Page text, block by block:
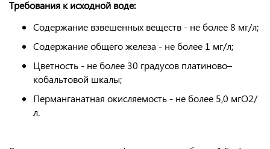
Требования к исходной воде:
Содержание взвешенных веществ - не более 8 мг/л;
Содержание общего железа - не более 1 мг/л;
Цветность - не более 30 градусов платиново–
кобальтовой шкалы;
Перманганатная окисляемость - не более 5,0 мгO2/
л.